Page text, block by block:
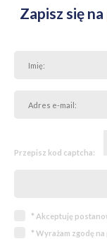
Zapisz się na
Przepisz kod captcha:
* Akceptuję
* Wyrażam zgodę